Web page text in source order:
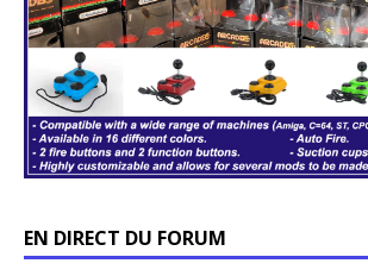
EN DIRECT DU FORUM